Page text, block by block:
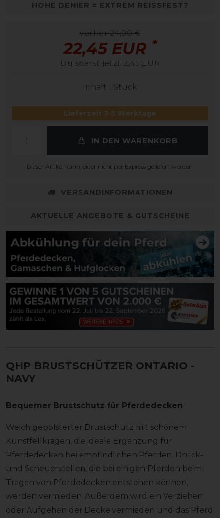
HOHE DENIER = EXTREM REISSFEST?
vorher 24,90 €
22,45 EUR *
Du sparst jetzt 2,45 EUR
Inhalt 1 Stück
Lieferzeit 3-5 Werktage
IN DEN WARENKORB
Dieser Artikel kann leider nicht per Express geliefert werden.
VERSANDINFORMATIONEN
AKTUELLE ANGEBOTE & GUTSCHEINE
QHP BRUSTSCHÜTZER ONTARIO -
NAVY
Bequemer Brustschutz für Pferdedecken
Weich gepolsterter Brustschutz mit schönem
Kunstfellkragen, die ideale Ergänzung für
Pferdedecken bei empfindlichen Pferden. Druck-
und Scheuerstellen, die bei einigen Pferden beim
Tragen von Pferdedecken entstehen können,
werden vermieden. Außerdem wird ein Verziehen
oder Aufgehen der Decke vermieden und das Pferd